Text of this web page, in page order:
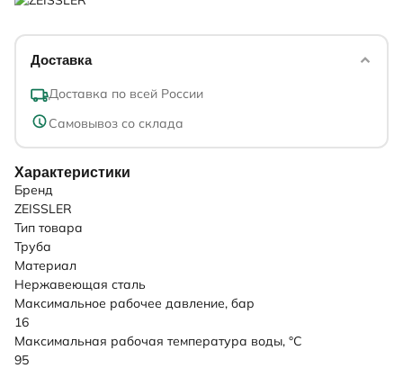
Доставка
Доставка по всей России
Самовывоз со склада
Характеристики
Бренд
ZEISSLER
Тип товара
Труба
Материал
Нержавеющая сталь
Максимальное рабочее давление, бар
16
Максимальная рабочая температура воды, °C
95